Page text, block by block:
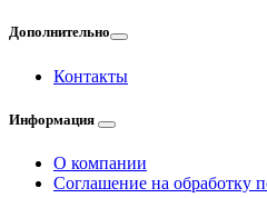
Дополнительно
Контакты
Информация
О компании
Соглашение на обработку